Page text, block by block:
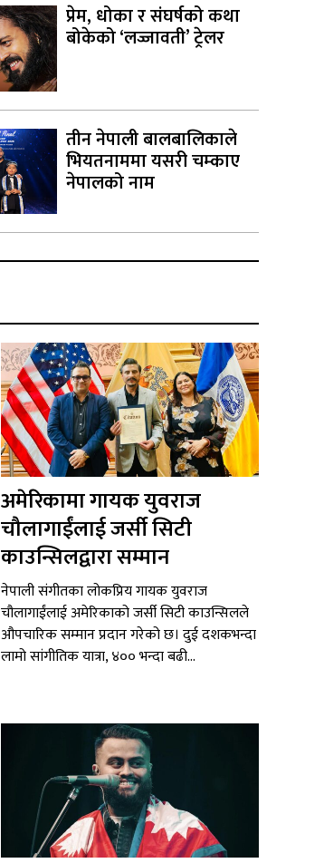
प्रेम, धोका र संघर्षको कथा
बोकेको ‘लज्जावती’ ट्रेलर
तीन नेपाली बालबालिकाले
भियतनाममा यसरी चम्काए
नेपालको नाम
अमेरिकामा गायक युवराज
चौलागाईंलाई जर्सी सिटी
काउन्सिलद्वारा सम्मान
नेपाली संगीतका लोकप्रिय गायक युवराज
चौलागाईंलाई अमेरिकाको जर्सी सिटी काउन्सिलले
औपचारिक सम्मान प्रदान गरेको छ। दुई दशकभन्दा
लामो सांगीतिक यात्रा, ४०० भन्दा बढी...